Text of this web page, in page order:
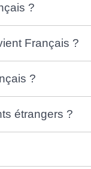
?
Français ?
?
étrangers ?